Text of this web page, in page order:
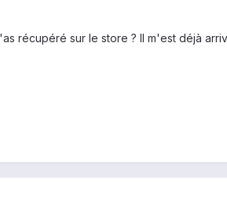
récupéré sur le store ? Il m'est déjà